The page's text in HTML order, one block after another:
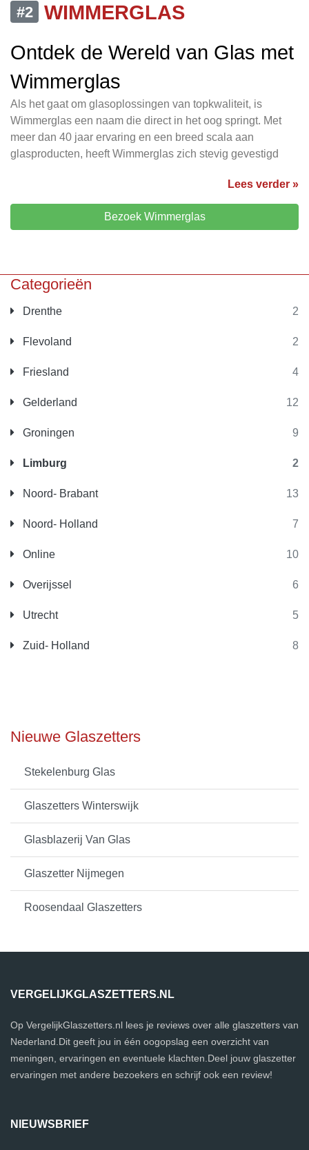
Categorieën
Drenthe 2
Flevoland 2
Friesland 4
Gelderland 12
Groningen 9
Limburg 2
Noord- Brabant 13
Noord- Holland 7
Online 10
Overijssel 6
Utrecht 5
Zuid- Holland 8
Nieuwe Glaszetters
Stekelenburg Glas
Glaszetters Winterswijk
Glasblazerij Van Glas
Glaszetter Nijmegen
Roosendaal Glaszetters
#2
WIMMERGLAS
Ontdek de Wereld van Glas met
Wimmerglas
Als het gaat om glasoplossingen van topkwaliteit, is
Wimmerglas een naam die direct in het oog springt. Met
meer dan 40 jaar ervaring en een breed scala aan
glasproducten, heeft Wimmerglas zich stevig gevestigd
Lees verder »
Bezoek Wimmerglas
VERGELIJKGLASZETTERS.NL
Op VergelijkGlaszetters.nl lees je reviews over alle glaszetters van
Nederland.Dit geeft jou in één oogopslag een overzicht van
meningen, ervaringen en eventuele klachten.Deel jouw glaszetter
ervaringen met andere bezoekers en schrijf ook een review!
NIEUWSBRIEF